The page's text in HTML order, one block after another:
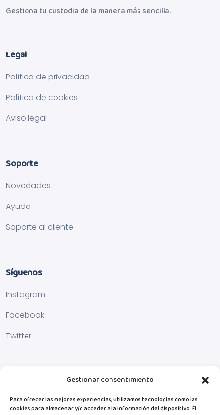
Gestionar consentimiento
Para ofrecer las mejores experiencias, utilizamos tecnologías como las
cookies para almacenar y/o acceder a la información del dispositivo. El
Gestiona tu custodia de la manera más sencilla.
Legal
Política de privacidad
Política de cookies
Aviso legal
Soporte
Novedades
Ayuda
Soporte al cliente
Síguenos
Instagram
Facebook
Twitter